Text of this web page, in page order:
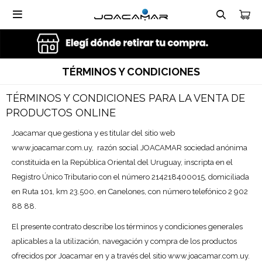

TÉRMINOS Y CONDICIONES
TÉRMINOS Y CONDICIONES PARA LA VENTA DE
PRODUCTOS ONLINE
Joacamar que gestiona y es titular del sitio web
www.joacamar.com.uy, razón social JOACAMAR sociedad anónima
constituida en la República Oriental del Uruguay, inscripta en el
Registro Único Tributario con el número 214218400015, domiciliada
en Ruta 101, km 23.500, en Canelones, con número telefónico 2 902
88 88.
El presente contrato describe los términos y condiciones generales
aplicables a la utilización, navegación y compra de los productos
ofrecidos por Joacamar en y a través del sitio www.joacamar.com.uy.